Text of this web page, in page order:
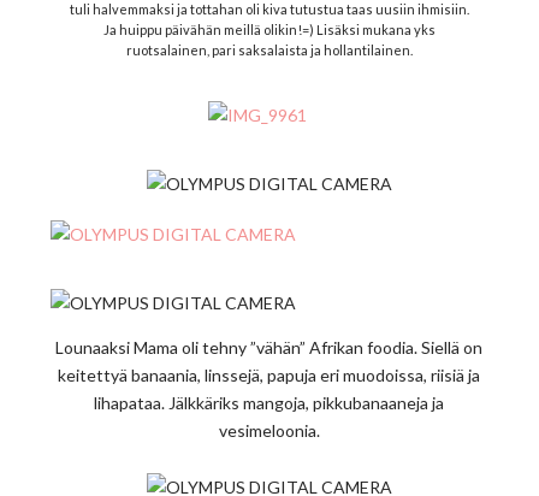
tuli halvemmaksi ja tottahan oli kiva tutustua taas uusiin ihmisiin.
Ja huippu päivähän meillä olikin!=) Lisäksi mukana yks
ruotsalainen, pari saksalaista ja hollantilainen.
Lounaaksi Mama oli tehny ”vähän” Afrikan foodia. Siellä on
keitettyä banaania, linssejä, papuja eri muodoissa, riisiä ja
lihapataa. Jälkkäriks mangoja, pikkubanaaneja ja
vesimeloonia.